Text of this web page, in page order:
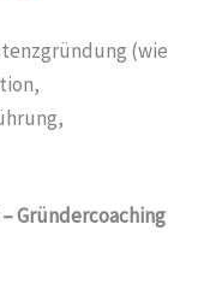
(wie
Gründercoaching